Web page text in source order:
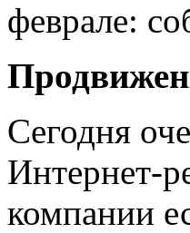
феврале:
Сегодня
Интернет-
компании